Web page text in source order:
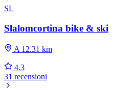
SL
Slalomcortina bike & ski
A 12.31 km
4.3
31 recensioni